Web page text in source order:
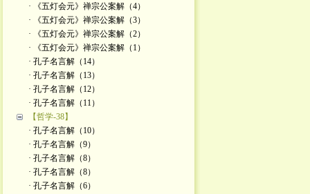
· 《五灯会元》禅宗公案解（4）
· 《五灯会元》禅宗公案解（3）
· 《五灯会元》禅宗公案解（2）
· 《五灯会元》禅宗公案解（1）
· 孔子名言解（14）
· 孔子名言解（13）
· 孔子名言解（12）
· 孔子名言解（11）
【哲学-38】
· 孔子名言解（10）
· 孔子名言解（9）
· 孔子名言解（8）
· 孔子名言解（8）
· 孔子名言解（6）